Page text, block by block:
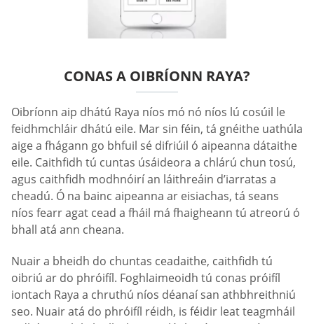
CONAS A OIBRÍONN RAYA?
Oibríonn aip dhátú Raya níos mó nó níos lú cosúil le
feidhmchláir dhátú eile. Mar sin féin, tá gnéithe uathúla
aige a fhágann go bhfuil sé difriúil ó aipeanna dátaithe
eile. Caithfidh tú cuntas úsáideora a chlárú chun tosú,
agus caithfidh modhnóirí an láithreáin d’iarratas a
cheadú. Ó na bainc aipeanna ar eisiachas, tá seans
níos fearr agat cead a fháil má fhaigheann tú atreorú ó
bhall atá ann cheana.
Nuair a bheidh do chuntas ceadaithe, caithfidh tú
oibriú ar do phróifíl. Foghlaimeoidh tú conas próifíl
iontach Raya a chruthú níos déanaí san athbhreithniú
seo. Nuair atá do phróifíl réidh, is féidir leat teagmháil